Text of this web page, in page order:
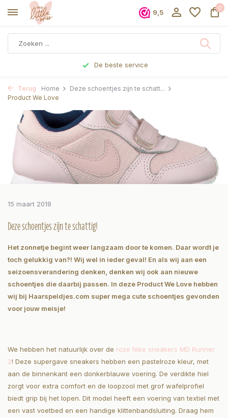
9,5
0
De beste service
Terug Home
Deze schoentjes zijn te schatt...
Product We Love
15 maart 2018
Deze schoentjes zijn te schattig!
Het zonnetje begint weer langzaam door te komen. Daar wordt je
toch gelukkig van?! Wij wel in ieder geval! En als wij aan een
seizoensverandering denken, denken wij ook aan nieuwe
schoentjes die daarbij passen. In deze Product We Love hebben
wij bij Haarspeldjes.com super mega cute schoentjes gevonden
voor jouw meisje!
We hebben het natuurlijk over de roze Nike sneakers MD Runner
2! Deze supergave sneakers hebben een pastelroze kleur, met
aan de binnenkant een donkerblauwe voering. De verdikte hiel
zorgt voor extra comfort en de loopzool met grof wafelprofiel
biedt grip bij het lopen. Dit model heeft een voering van textiel met
een vast voetbed en een handige klittenbandsluiting. Draag hem